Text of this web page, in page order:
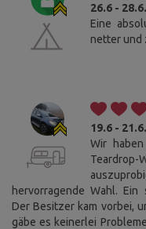
26.6 -
Eine
netter und
19.6 -
Wir
hervorragende Wahl.
Der Besitzer kam vorbei,
gäbe es keinerlei